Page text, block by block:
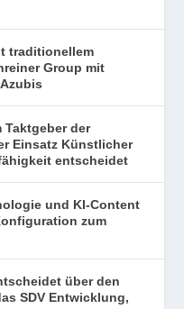
traditionellem
Group mit
Taktgeber der
Einsatz Künstlicher
entscheidet
und KI-Content
zum
über den
SDV Entwicklung,